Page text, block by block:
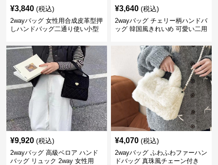
¥3,840 (税込)
2wayバッグ 女性用合成皮革型押
しハンドバッグ二通り使い小型
¥3,640 (税込)
2wayバッグ チェリー柄ハンドバ
ッグ 韓国風きれいめ 可愛い二用
¥9,920 (税込)
2wayバッグ 高級ベロア ハンド
バッグ リュック 2way 女性用
¥4,070 (税込)
2wayバッグ ふわふわファーハン
ドバッグ 真珠風チェーン付き